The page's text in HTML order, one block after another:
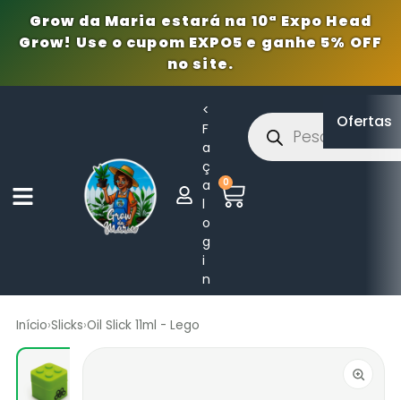
Grow da Maria estará na 10ª Expo Head
Grow! Use o cupom EXPO5 e ganhe 5% OFF
no site.
<
F
a
ç
a
l
o
g
i
n
0
Ofertas
Início›Slicks›Oil Slick 11ml - Lego